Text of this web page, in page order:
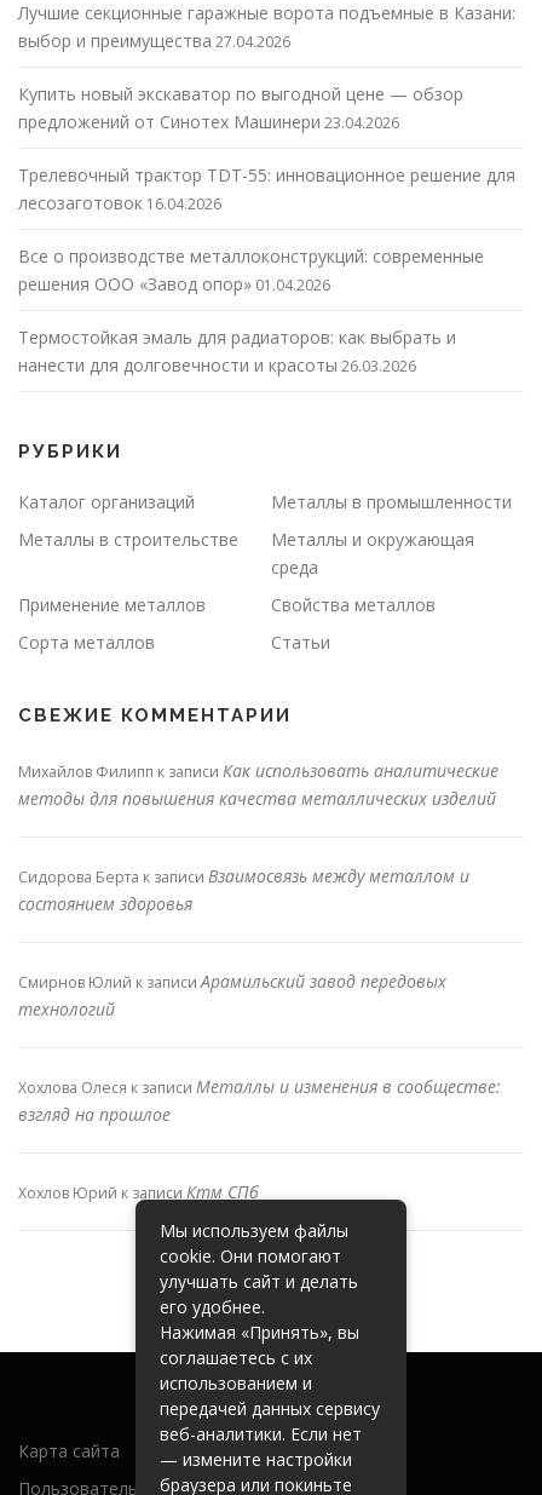
Лучшие секционные гаражные ворота подъемные в Казани:
выбор и преимущества 27.04.2026
Купить новый экскаватор по выгодной цене — обзор
предложений от Синотех Машинери 23.04.2026
Трелевочный трактор TDT-55: инновационное решение для
лесозаготовок 16.04.2026
Все о производстве металлоконструкций: современные
решения ООО «Завод опор» 01.04.2026
Термостойкая эмаль для радиаторов: как выбрать и
нанести для долговечности и красоты 26.03.2026
РУБРИКИ
Каталог организаций
Металлы в промышленности
Металлы в строительстве
Металлы и окружающая
среда
Применение металлов
Свойства металлов
Сорта металлов
Статьи
СВЕЖИЕ КОММЕНТАРИИ
Михайлов Филипп к записи Как использовать аналитические
методы для повышения качества металлических изделий
Сидорова Берта к записи Взаимосвязь между металлом и
состоянием здоровья
Смирнов Юлий к записиАрамильский завод передовых
технологий
Хохлова Олеся к записи Металлы и изменения в сообществе:
взгляд на прошлое
Хохлов Юрий к записи Ктм СПб
Карта сайта
Пользовательское соглашение
Мы используем файлы
cookie. Они помогают
улучшать сайт и делать
его удобнее.
Нажимая «Принять», вы
соглашаетесь с их
использованием и
передачей данных сервису
веб-аналитики. Если нет
— измените настройки
браузера или покиньте